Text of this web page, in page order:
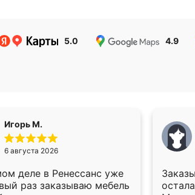
5.0 4.9
Игорь М.
6 августа 2026
деле в Ренессанс уже
раз заказываю мебель